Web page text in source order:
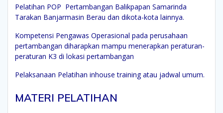
Pelatihan POP Pertambangan Balikpapan Samarinda
Tarakan Banjarmasin Berau dan dikota-kota lainnya.
Kompetensi Pengawas Operasional pada perusahaan
pertambangan diharapkan mampu menerapkan peraturan-
peraturan K3 di lokasi pertambangan
Pelaksanaan Pelatihan inhouse training atau jadwal umum.
MATERI PELATIHAN